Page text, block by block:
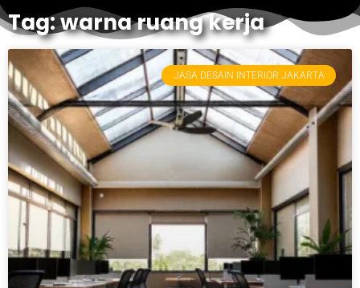
Tag: warna ruang kerja
JASA DESAIN INTERIOR JAKARTA